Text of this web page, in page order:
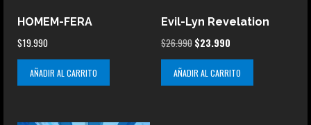
HOMEM-FERA
$19.990
AÑADIR AL CARRITO
Evil-Lyn Revelation
$26.990 El
precio
original
era:
$23.990El
precio
actual
es:
AÑADIR AL CARRITO